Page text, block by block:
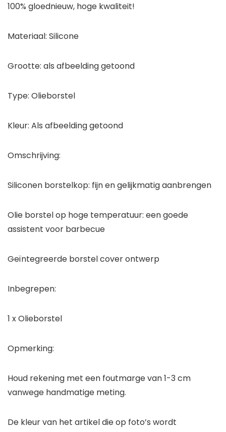
100% gloednieuw, hoge kwaliteit!
Materiaal: Silicone
Grootte: als afbeelding getoond
Type: Olieborstel
Kleur: Als afbeelding getoond
Omschrijving:
Siliconen borstelkop: fijn en gelijkmatig aanbrengen
Olie borstel op hoge temperatuur: een goede
assistent voor barbecue
Geïntegreerde borstel cover ontwerp
Inbegrepen:
1 x Olieborstel
Opmerking:
Houd rekening met een foutmarge van 1-3 cm
vanwege handmatige meting.
De kleur van het artikel die op foto’s wordt